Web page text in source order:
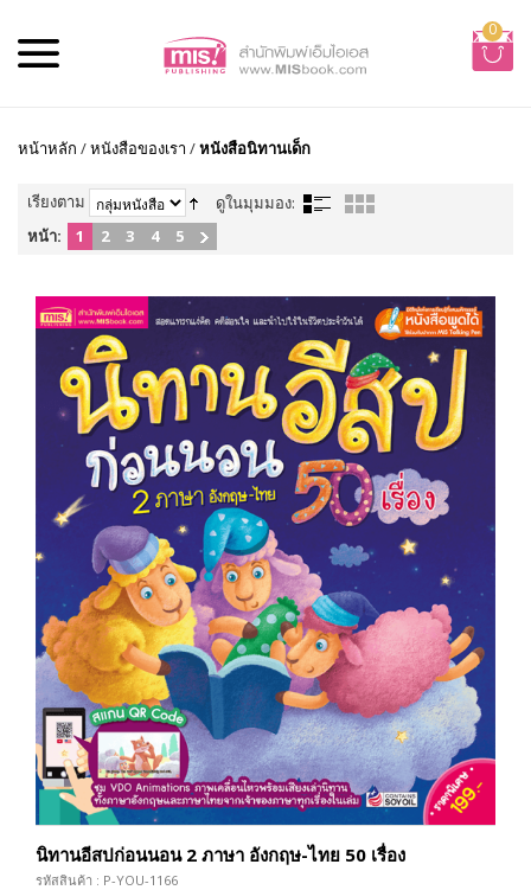
0
หน้าหลัก /หนังสือของเรา /หนังสือนิทานเด็ก
เรียงตาม
ดูในมุมมอง:
หน้า:
1 2 3 4 5
นิทานอีสปก่อนนอน 2 ภาษา อังกฤษ-ไทย 50 เรื่อง
รหัสสินค้า : P-YOU-1166